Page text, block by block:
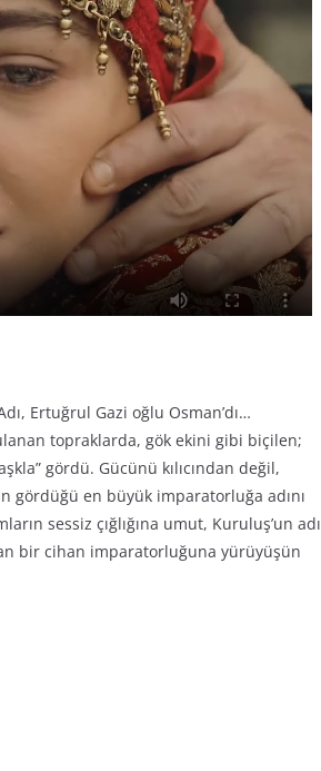
Ertuğrul Gazi oğlu Osman’dı…
topraklarda, gök ekini gibi biçilen;
gördü. Gücünü kılıcından değil,
gördüğü en büyük imparatorluğa adını
sessiz çığlığına umut, Kuruluş’un adı
bir cihan imparatorluğuna yürüyüşün